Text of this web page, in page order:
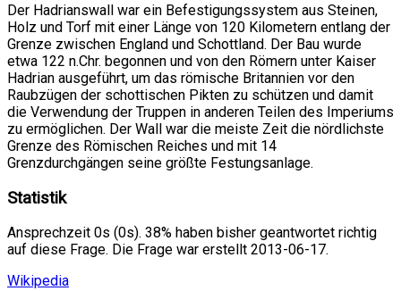
Der Hadrianswall war ein Befestigungssystem aus Steinen,
Holz und Torf mit einer Länge von 120 Kilometern entlang der
Grenze zwischen England und Schottland. Der Bau wurde
etwa 122 n.Chr. begonnen und von den Römern unter Kaiser
Hadrian ausgeführt, um das römische Britannien vor den
Raubzügen der schottischen Pikten zu schützen und damit
die Verwendung der Truppen in anderen Teilen des Imperiums
zu ermöglichen. Der Wall war die meiste Zeit die nördlichste
Grenze des Römischen Reiches und mit 14
Grenzdurchgängen seine größte Festungsanlage.
Statistik
Ansprechzeit 0s (0s). 38% haben bisher geantwortet richtig
auf diese Frage. Die Frage war erstellt 2013-06-17.
Wikipedia